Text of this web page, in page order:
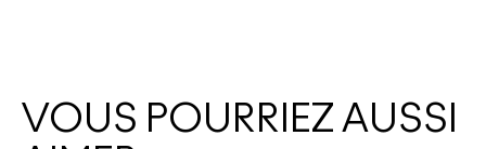
VOUS POURRIEZ AUSSI